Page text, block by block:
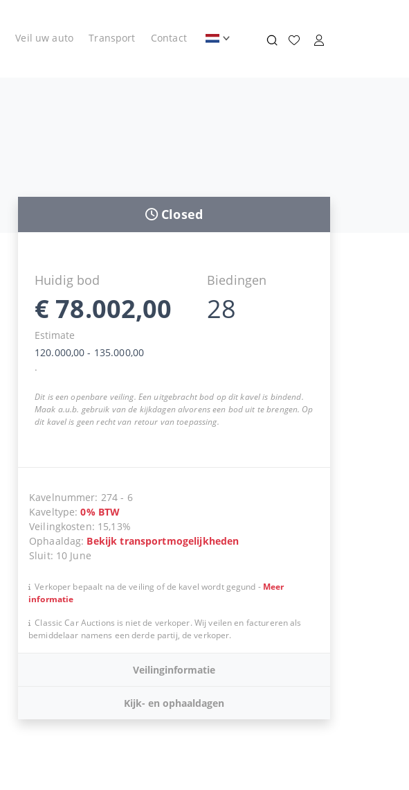
Veil uw auto Transport Contact
Closed
Huidig bod
€ 78.002,00
Biedingen
28
Estimate
120.000,00 - 135.000,00
.
Dit is een openbare veiling. Een uitgebracht bod op dit kavel is bindend.
Maak a.u.b. gebruik van de kijkdagen alvorens een bod uit te brengen. Op
dit kavel is geen recht van retour van toepassing.
Kavelnummer: 274 - 6
Kaveltype:0% BTW
Veilingkosten: 15,13%
Ophaaldag: Bekijk transportmogelijkheden
Sluit: 10 June
Verkoper bepaalt na de veiling of de kavel wordt gegund - Meer
informatie
Classic Car Auctions is niet de verkoper. Wij veilen en factureren als
bemiddelaar namens een derde partij, de verkoper.
Veilinginformatie
Kijk- en ophaaldagen